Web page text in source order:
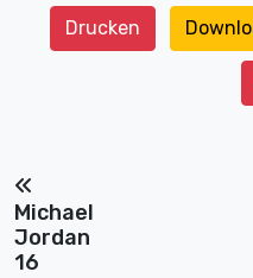
Drucken
Michael
Jordan
16